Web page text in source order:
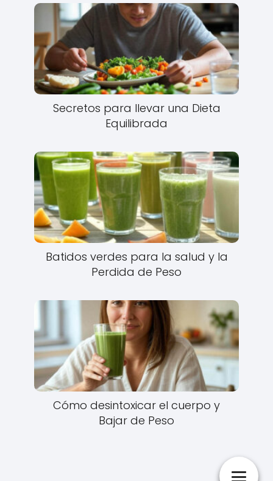
Secretos para llevar una Dieta
Equilibrada
Batidos verdes para la salud y la
Perdida de Peso
Cómo desintoxicar el cuerpo y
Bajar de Peso